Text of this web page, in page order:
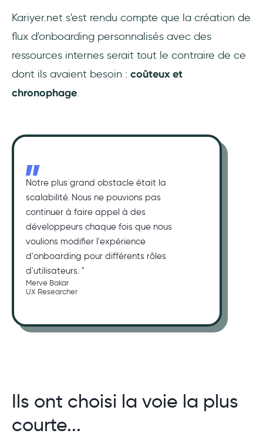
Kariyer.net s'est rendu compte que la création de
flux d'onboarding personnalisés avec des
ressources internes serait tout le contraire de ce
dont ils avaient besoin : coûteux et
chronophage.
Notre plus grand obstacle était la
scalabilité. Nous ne pouvions pas
continuer à faire appel à des
développeurs chaque fois que nous
voulions modifier l'expérience
d'onboarding pour différents rôles
d'utilisateurs. "
Merve Bakar
UX Researcher
Ils ont choisi la voie la plus
courte...